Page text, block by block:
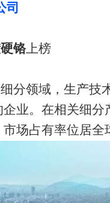
司
铬上榜
分领域，生产技
业。在相关细
场占有率位居全